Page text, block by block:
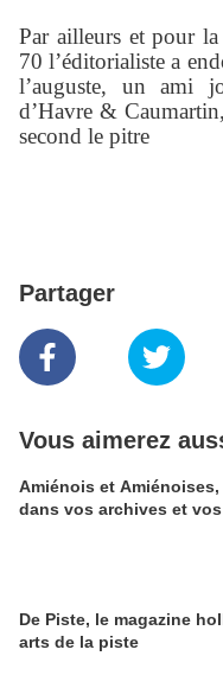
Par ailleurs et pour la
70 l’éditorialiste a
l’auguste, un ami
d’Havre &
second le pitre
Partager
Vous aimerez
Amiénois et
dans vos archives et
De Piste, le magazine
arts de la piste